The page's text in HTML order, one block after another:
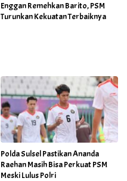
Enggan Remehkan Barito, PSM
Turunkan Kekuatan Terbaiknya
Polda Sulsel Pastikan Ananda
Raehan Masih Bisa Perkuat PSM
Meski Lulus Polri